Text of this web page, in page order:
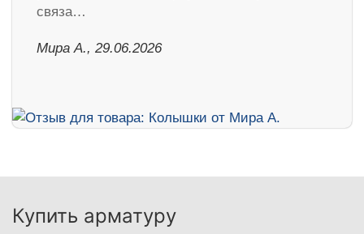
связа…
Мира А., 29.06.2026
Купить арматуру